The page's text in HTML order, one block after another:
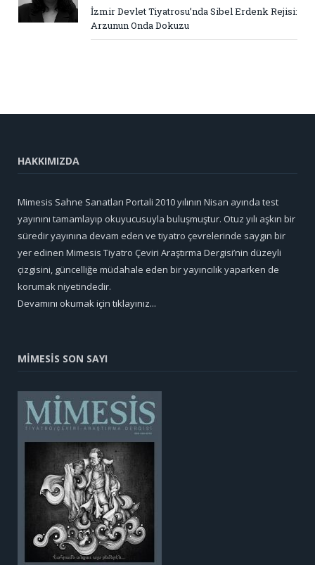
İzmir Devlet Tiyatrosu’nda Sibel Erdenk Rejisi:
Arzunun Onda Dokuzu
HAKKIMIZDA
Mimesis Sahne Sanatları Portali 2010 yılının Nisan ayında test
yayınını tamamlayıp okuyucusuyla buluşmuştur. Otuz yılı aşkın bir
süredir yayınına devam eden ve tiyatro çevrelerinde saygın bir
yer edinen Mimesis Tiyatro Çeviri Araştırma Dergisi’nin düzeyli
çizgisini, güncelliğe müdahale eden bir yayıncılık yaparken de
korumak niyetindedir.
Devamını okumak için tıklayınız...
MİMESİS SON SAYI